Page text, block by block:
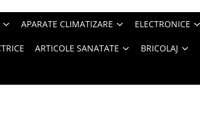
APARATE CLIMATIZARE ELECTRONICE
ARTICOLE SANATATE BRICOLAJ